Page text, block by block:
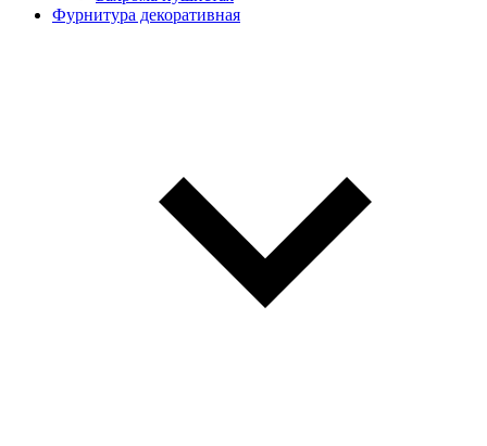
Фурнитура декоративная